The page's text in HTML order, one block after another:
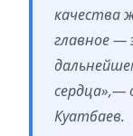
качества
главное —
Куатбаев.